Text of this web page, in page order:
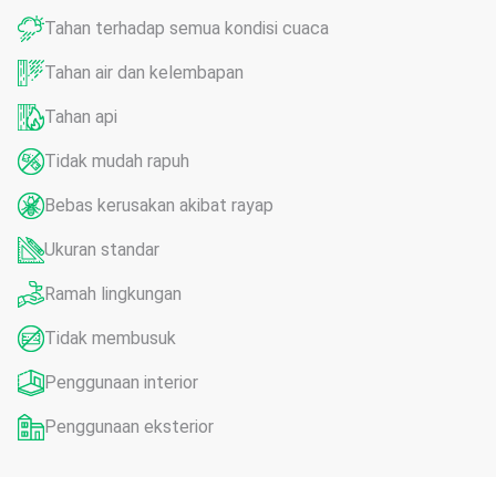
Tahan terhadap semua kondisi cuaca
Tahan air dan kelembapan
Tahan api
Tidak mudah rapuh
Bebas kerusakan akibat rayap
Ukuran standar
Ramah lingkungan
Tidak membusuk
Penggunaan interior
Penggunaan eksterior